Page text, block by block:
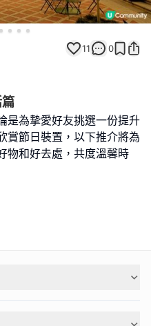
11 0
是為摯愛好友挑選一份提升
賞節日裝置，以下推介將為
物和好去處，共度溫馨時